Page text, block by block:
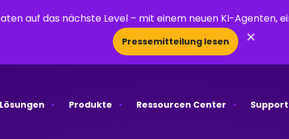
auf das nächste Level – mit einem neuen KI-Agenten,
Pressemitteilung lesen ×
Lösungen Produkte Ressourcen Center Support